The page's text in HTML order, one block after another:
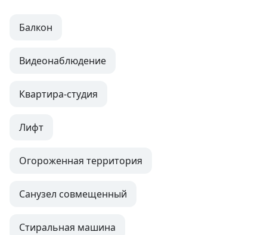
Балкон
Видеонаблюдение
Квартира-студия
Лифт
Огороженная территория
Санузел совмещенный
Стиральная машина